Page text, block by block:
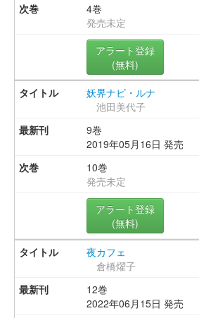
4巻
発売未定
アラート登録
(無料)
妖界ナビ・ルナ
池田美代子
9巻
2019年05月16日 発売
10巻
発売未定
アラート登録
(無料)
夜カフェ
倉橋燿子
12巻
2022年06月15日 発売